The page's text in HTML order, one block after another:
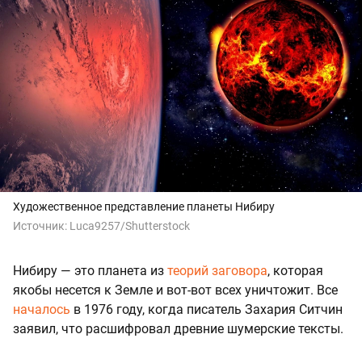
Художественное представление планеты Нибиру
Источник: Luca9257/Shutterstock
Нибиру — это планета из теорий заговора, которая
якобы несется к Земле и вот-вот всех уничтожит. Все
началось в 1976 году, когда писатель Захария Ситчин
заявил, что расшифровал древние шумерские тексты.